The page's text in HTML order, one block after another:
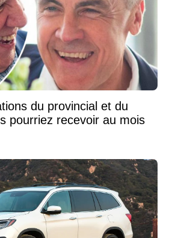
du provincial et du
pourriez recevoir au mois